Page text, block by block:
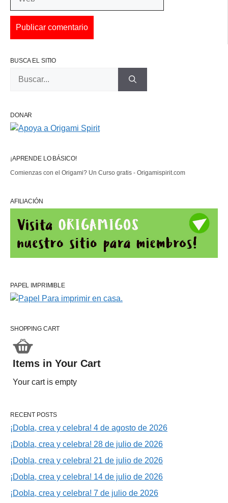
BUSCA EL SITIO
DONAR
¡APRENDE LO BÁSICO!
Comienzas con el Origami? Un Curso gratis - Origamispirit.com
AFILIACIÓN
PAPEL IMPRIMIBLE
SHOPPING CART
Items in Your Cart
Your cart is empty
RECENT POSTS
¡Dobla, crea y celebra! 4 de agosto de 2026
¡Dobla, crea y celebra! 28 de julio de 2026
¡Dobla, crea y celebra! 21 de julio de 2026
¡Dobla, crea y celebra! 14 de julio de 2026
¡Dobla, crea y celebra! 7 de julio de 2026